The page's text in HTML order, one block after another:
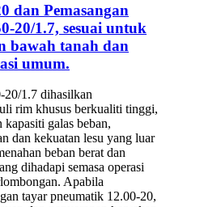
dan Pemasangan
20/1.7, sesuai untuk
bawah tanah dan
umum.
1.7 dihasilkan
rim khusus berkualiti tinggi,
galas beban,
dan kekuatan lesu yang luar
beban berat dan
dihadapi semasa operasi
Apabila
tayar pneumatik 12.00-20,